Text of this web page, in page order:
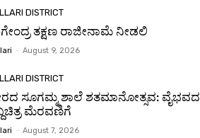
DISTRICT
ತಕ್ಷಣ ರಾಜೀನಾಮೆ ನೀಡಲಿ
- August 9, 2026
DISTRICT
ಸೂಗಮ್ಮ ಶಾಲೆ ಶತಮಾನೋತ್ಸವ: ವೈಭವದ
ಮೆರವಣಿಗೆ
- August 7, 2026